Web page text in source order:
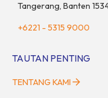
Tangerang, Banten
+6221 - 5315 9000
TAUTAN PENTING
TENTANG KAMI